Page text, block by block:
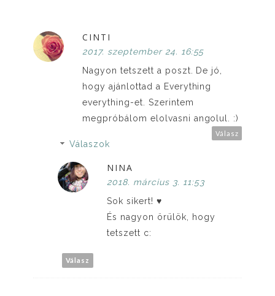
CINTI
2017. szeptember 24. 16:55
Nagyon tetszett a poszt. De jó,
hogy ajánlottad a Everything
everything-et. Szerintem
megpróbálom elolvasni angolul. :)
Válasz
Válaszok
NINA
2018. március 3. 11:53
Sok sikert! ♥
És nagyon örülök, hogy
tetszett c:
Válasz